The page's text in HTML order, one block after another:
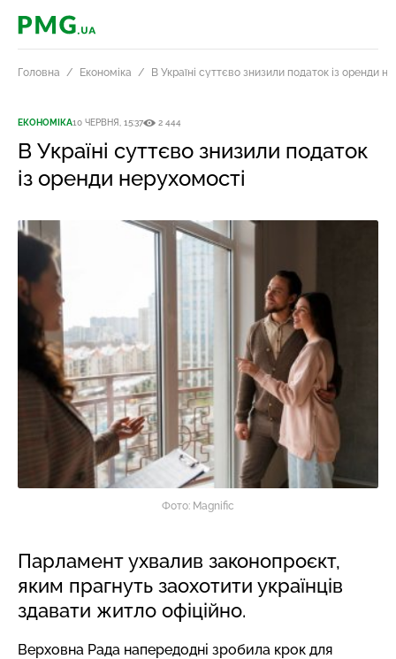
PMG.ua
Головна Економіка В Україні суттєво знизили податок із оренди
ЕКОНОМІКА10 ЧЕРВНЯ, 15:37 2 444
В Україні суттєво знизили податок
із оренди нерухомості
Фото: Magnific
Парламент ухвалив законопроєкт,
яким прагнуть заохотити українців
здавати житло офіційно.
Верховна Рада напередодні зробила крок для